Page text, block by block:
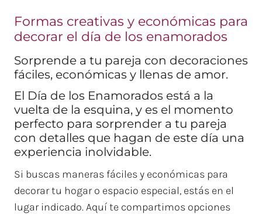
Formas creativas y económicas para
decorar el día de los enamorados
Sorprende a tu pareja con decoraciones
fáciles, económicas y llenas de amor.
El Día de los Enamorados está a la
vuelta de la esquina, y es el momento
perfecto para sorprender a tu pareja
con detalles que hagan de este día una
experiencia inolvidable.
Si buscas maneras fáciles y económicas para
decorar tu hogar o espacio especial, estás en el
lugar indicado. Aquí te compartimos opciones